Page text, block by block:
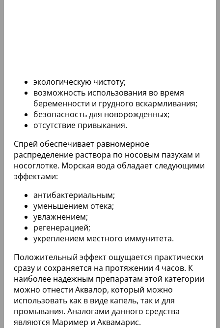
экологическую чистоту;
возможность использования во время
беременности и грудного вскармливания;
безопасность для новорожденных;
отсутствие привыкания.
Спрей обеспечивает равномерное
распределение раствора по носовым пазухам и
носоглотке. Морская вода обладает следующими
эффектами:
антибактериальным;
уменьшением отека;
увлажнением;
регенерацией;
укреплением местного иммунитета.
Положительный эффект ощущается практически
сразу и сохраняется на протяжении 4 часов. К
наиболее надежным препаратам этой категории
можно отнести Аквалор, который можно
использовать как в виде капель, так и для
промывания. Аналогами данного средства
являются Маример и Аквамарис.